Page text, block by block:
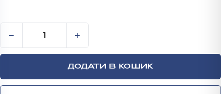
− +
ДОДАТИ В КОШИК